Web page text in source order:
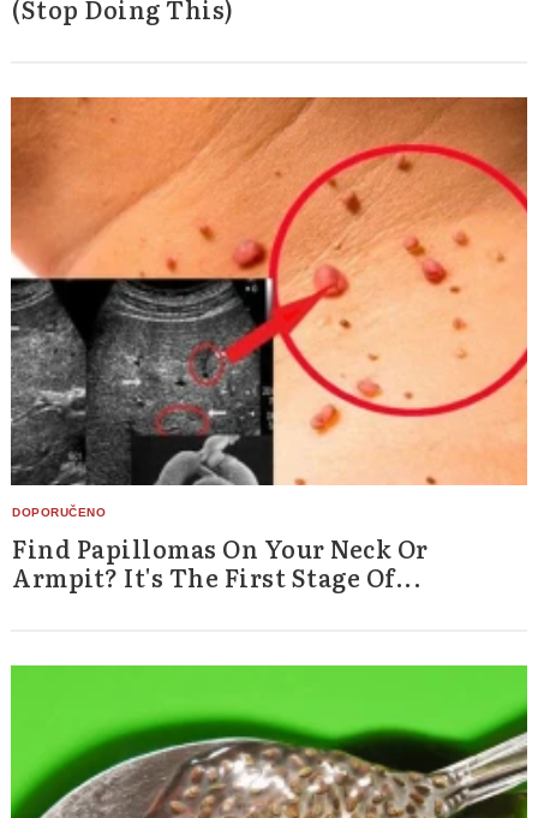
(Stop Doing This)
Find Papillomas On Your Neck Or
Armpit? It's The First Stage Of...